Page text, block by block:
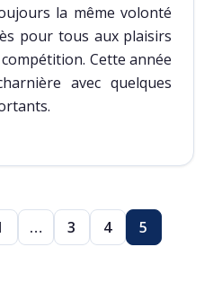
la même volonté
pour tous aux plaisirs
Cette année
avec quelques
… 3 4 5